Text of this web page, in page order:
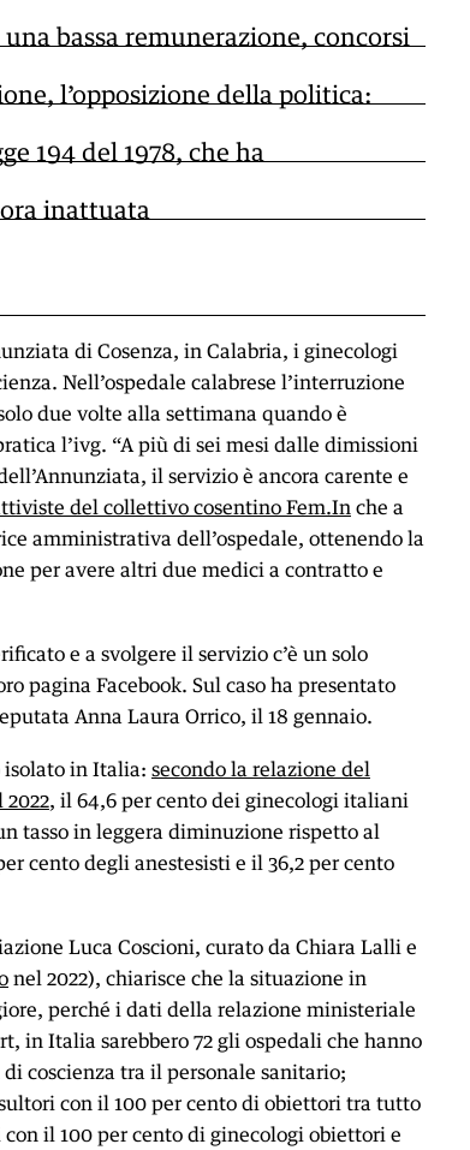
bassa remunerazione, concorsi
l’opposizione della politica:
194 del 1978, che ha
inattuata
di Cosenza, in Calabria, i ginecologi
Nell’ospedale calabrese l’interruzione
due volte alla settimana quando è
l’ivg. “A più di sei mesi dalle dimissioni
il servizio è ancora carente e
del collettivo cosentino Fem.Inche a
amministrativa dell’ospedale, ottenendo la
per avere altri due medici a contratto e
e a svolgere il servizio c’è un solo
pagina Facebook. Sul caso ha presentato
Anna Laura Orrico, il 18 gennaio.
isolato in Italia: secondo la relazione del
, il 64,6 per cento dei ginecologi italiani
tasso in leggera diminuzione rispetto al
cento degli anestesisti e il 36,2 per cento
Luca Coscioni, curato da Chiara Lalli e
nel 2022), chiarisce che la situazione in
perché i dati della relazione ministeriale
in Italia sarebbero 72 gli ospedali che hanno
coscienza tra il personale sanitario;
con il 100 per cento di obiettori tra tutto
il 100 per cento di ginecologi obiettori e